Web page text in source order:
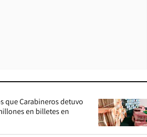
que Carabineros detuvo
en billetes en